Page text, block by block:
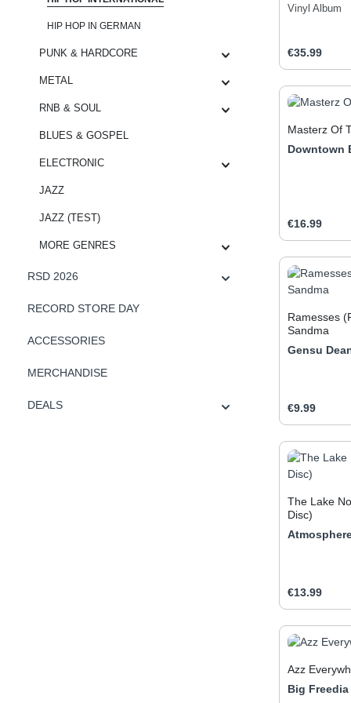
HIP HOP IN GERMAN
PUNK & HARDCORE
METAL
RNB & SOUL
BLUES & GOSPEL
ELECTRONIC
JAZZ
JAZZ (TEST)
MORE GENRES
RSD 2026
RECORD STORE DAY
ACCESSORIES
MERCHANDISE
DEALS
dritte
lyrische
und der
sofortigen
den neunten
den Soul
als das
den 38.
für das
die Single
beste Rap-
aller Zeiten.
Vinyl Album
Regular price:
€35.99
Masterz Of
Downtown
Regular price:
€16.99
Ramesses
Sandma
Gensu
Regular price:
€9.99
The Lake
Disc)
Regular price:
€13.99
Azz
Big Freedia